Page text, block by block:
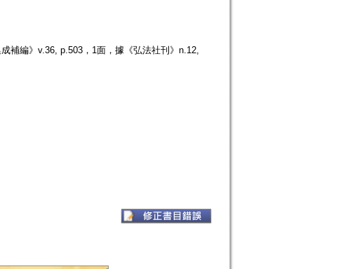
補編》v.36, p.503，1面，據《弘法社刊》n.12,